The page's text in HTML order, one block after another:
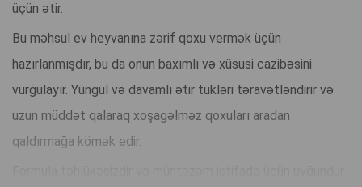
üçün ətir.
Bu məhsul ev heyvanına zərif qoxu vermək üçün
hazırlanmışdır, bu da onun baxımlı və xüsusi cazibəsini
vurğulayır. Yüngül və davamlı ətir tükləri təravətləndirir və
uzun müddət qalaraq xoşagəlməz qoxuları aradan
qaldırmağa kömək edir.